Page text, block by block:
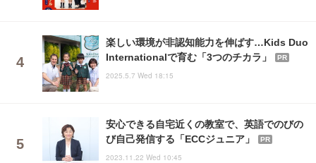
楽しい環境が非認知能力を伸ばす…Kids Duo
Internationalで育む「3つのチカラ」
PR
2025.5.7 Wed 18:15
安心できる自宅近くの教室で、英語でのびの
び自己発信する「ECCジュニア」
PR
2023.11.22 Wed 10:45